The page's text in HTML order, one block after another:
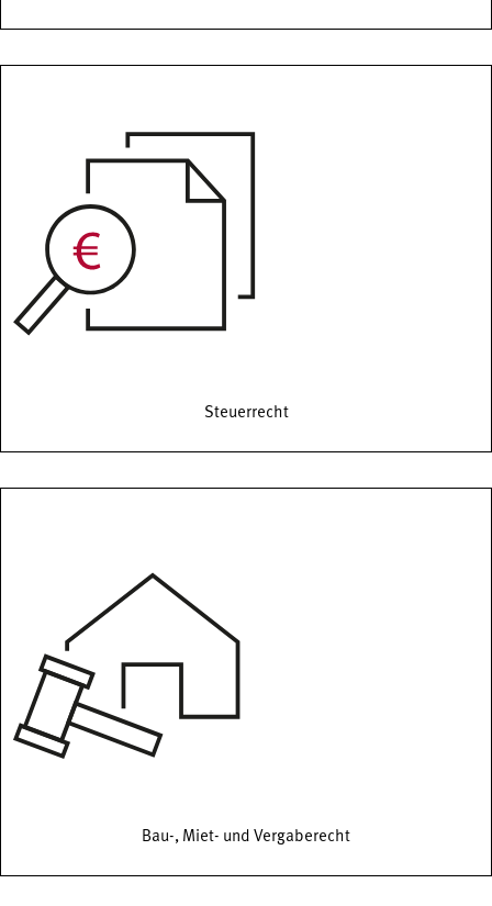
Steuerrecht
Bau-, Miet- und Vergaberecht